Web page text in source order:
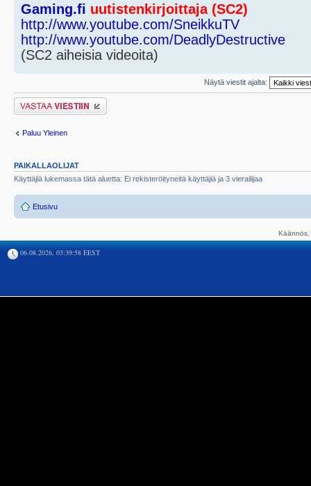
Gaming.fi uutistenkirjoittaja (SC2)
http://www.youtube.com/SneikkuTV
http://www.youtube.com/DeadlyDestructive
(SC2 aiheisia videoita)
Näytä viestit ajalta:
Lähetä vastaus
Paluu Yleinen
PAIKALLAOLIJAT
Käyttäjiä lukemassa tätä aluetta: Ei rekisteröityneitä käyttäjiä ja 3 vierailijaa
Etusivu
06.08.2026, 03:39:58 EEST